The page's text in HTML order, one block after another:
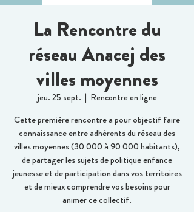
La Rencontre du
réseau Anacej des
villes moyennes
jeu. 25 sept.
  |
Rencontre en ligne
Cette première rencontre a pour objectif faire
connaissance entre adhérents du réseau des
villes moyennes (30 000 à 90 000 habitants),
de partager les sujets de politique enfance
jeunesse et de participation dans vos territoires
et de mieux comprendre vos besoins pour
animer ce collectif.